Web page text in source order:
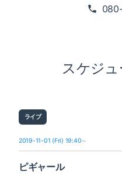
スケジュ
ライブ
2019-11-01 (Fri) 19:40～
ピギャール